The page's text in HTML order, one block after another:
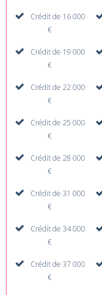
Crédit de 16 000
€
Crédit de 19 000
€
Crédit de 22 000
€
Crédit de 25 000
€
Crédit de 28 000
€
Crédit de 31 000
€
Crédit de 34 000
€
Crédit de 37 000
€